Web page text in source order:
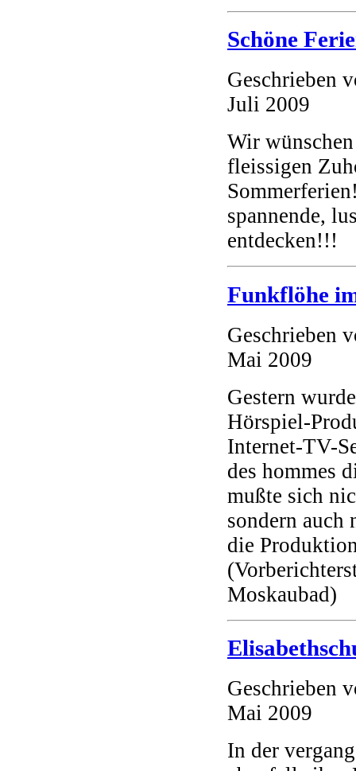
Schöne
Geschrieben
Juli 2009
Wir
fleissigen
spannende,
entdecken!!!
Funkflöhe
Geschrieben
Mai 2009
Gestern
Hörspiel-
Internet-TV-
des hommes
mußte sich
sondern
die
Moskaubad)
Geschrieben
Mai 2009
In der